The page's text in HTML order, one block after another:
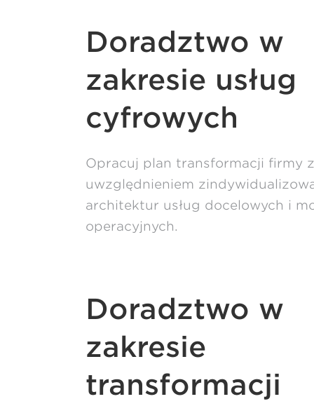
Doradztwo w
zakresie usług
cyfrowych
Opracuj plan transformacji firmy z
uwzględnieniem
architektur usług docelowych i
operacyjnych.
Doradztwo w
zakresie
transformacji